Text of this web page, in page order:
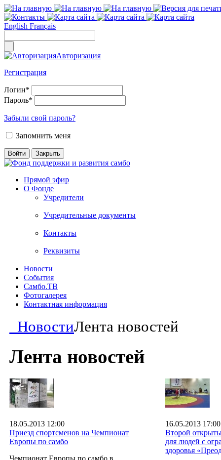
English Français
Авторизация
Регистрация
Логин*
Пароль*
Забыли свой пароль?
Запомнить меня
Прямой эфир
О Фонде
Учредители
Учредительные документы
Контакты
Реквизиты
Новости
События
Самбо.ТВ
Фотогалерея
Контактная информация
НовостиЛента новостей
Лента новостей
18.05.2013 12:00
Приезд спортсменов на Чемпионат
Европы по самбо
Чемпионат Европы по самбо в
16.05.2013 17:00
Второй
для людей с
здоровья